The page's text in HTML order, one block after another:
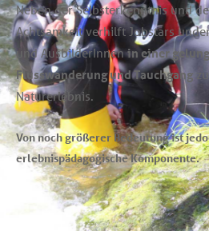
Neben der Selbsterkenntnis und
Achtsamkeit verhilft Jobstars
und AusbilderInnenin einer
Flusswanderung und Tauchgang
Naturerlebnis.
Von noch größerer Bedeutung ist
erlebnispädagogische Komponente.